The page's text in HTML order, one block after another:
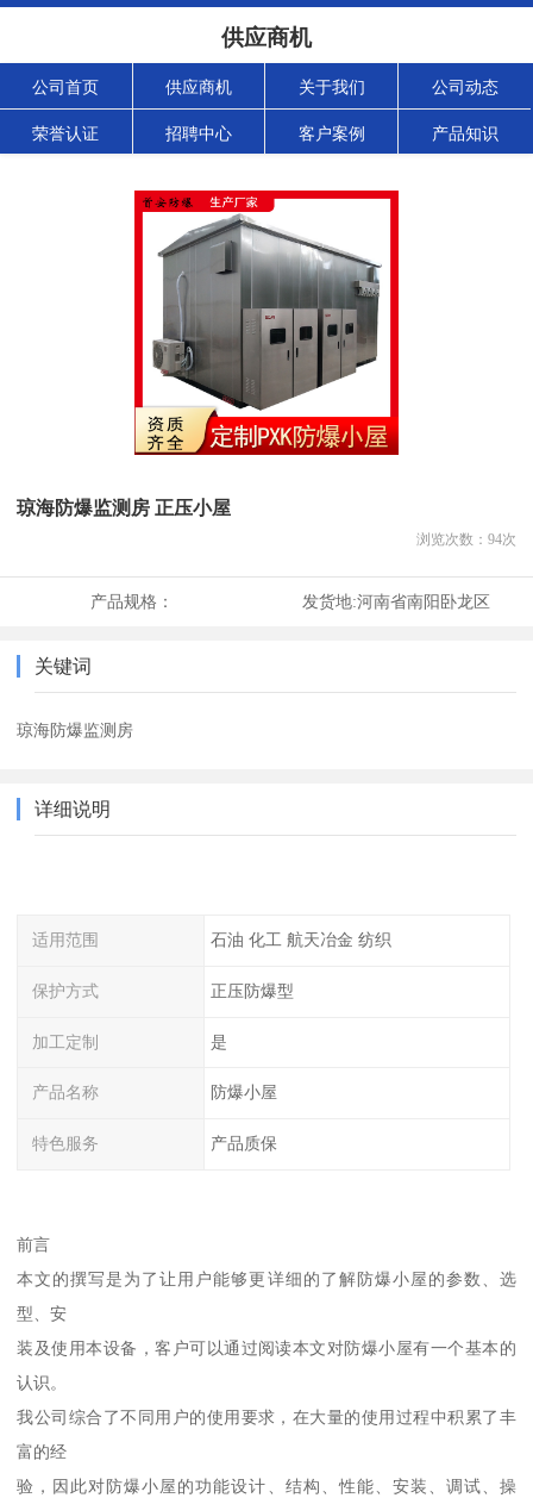
供应商机
公司首页 供应商机 关于我们 公司动态
荣誉认证 招聘中心 客户案例 产品知识
琼海防爆监测房 正压小屋
浏览次数： 94次
产品规格： 发货地:河南省南阳卧龙区
关键词
琼海防爆监测房
详细说明
适用范围 石油 化工 航天冶金 纺织
保护方式 正压防爆型
加工定制 是
产品名称 防爆小屋
特色服务 产品质保
前言
本文的撰写是为了让用户能够更详细的了解防爆小屋的参数、选
型、安
装及使用本设备，客户可以通过阅读本文对防爆小屋有一个基本的
认识。
我公司综合了不同用户的使用要求，在大量的使用过程中积累了丰
富的经
验，因此对防爆小屋的功能设计、结构、性能、安装、调试、操